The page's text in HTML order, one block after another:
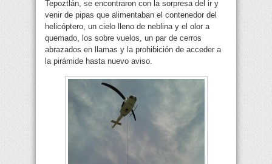
Tepoztlán, se encontraron con la sorpresa del ir y
venir de pipas que alimentaban el contenedor del
helicóptero, un cielo lleno de neblina y el olor a
quemado, los sobre vuelos, un par de cerros
abrazados en llamas y la prohibición de acceder a
la pirámide hasta nuevo aviso.